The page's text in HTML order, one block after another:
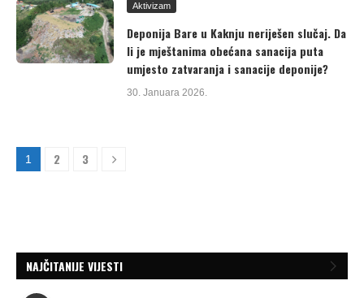
Aktivizam
Deponija Bare u Kaknju neriješen slučaj. Da
li je mještanima obećana sanacija puta
umjesto zatvaranja i sanacije deponije?
30. Januara 2026.
1 2 3
NAJČITANIJE VIJESTI